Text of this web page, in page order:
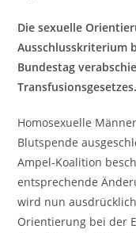
Die sexuelle
Ausschlusskriterium
Bundestag
Transfusionsgesetzes.
Homosexuelle
Blutspende
Ampel-Koalition
entsprechende
wird nun
Orientierung bei der